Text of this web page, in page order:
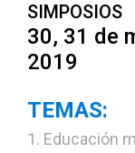
SIMPOSIOS
30, 31 de
2019
TEMAS:
1. Educación